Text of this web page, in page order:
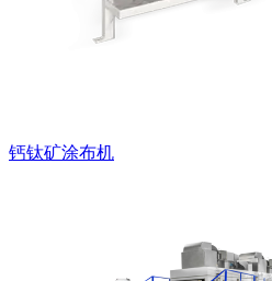
钙钛矿涂布机